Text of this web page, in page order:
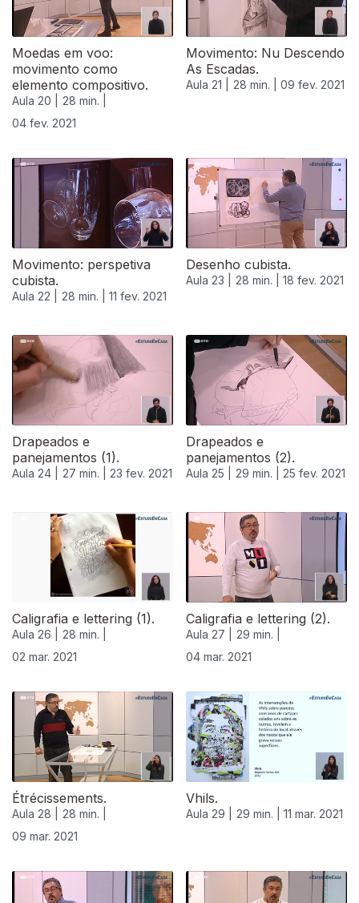
Moedas em voo:
movimento como
elemento compositivo.
Aula 20 |
28 min. |
04 fev. 2021
Movimento: Nu Descendo
As Escadas.
Aula 21 | 28 min. | 09 fev. 2021
Movimento: perspetiva
cubista.
Aula 22 | 28 min. | 11 fev. 2021
Desenho cubista.
Aula 23 | 28 min. | 18 fev. 2021
524891
Drapeados e
panejamentos (1).
Aula 24 | 27 min. | 23 fev. 2021
Drapeados e
panejamentos (2).
Aula 25 | 29 min. | 25 fev. 2021
Caligrafia e lettering (1).
Aula 26 |
28 min. |
02 mar. 2021
Caligrafia e lettering (2).
Aula 27 |
29 min. |
04 mar. 2021
Étrécissements.
Aula 28 |
28 min. |
09 mar. 2021
Vhils.
Aula 29 | 29 min. | 11 mar. 2021